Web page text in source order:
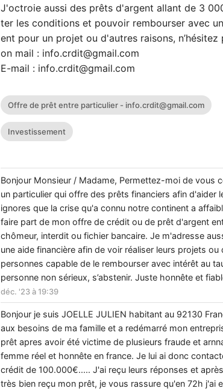
J'octroie aussi des prêts d'argent allant de 3
ter les conditions et pouvoir rembourser avec
ent pour un projet ou d'autres raisons,
on mail : info.crdit@gmail.com
E-mail : info.crdit@gmail.com
Offre de prêt entre particulier - info.crdit@gmail.com
Investissement
Bonjour Monsieur / Madame, Permettez-moi de vous
un particulier qui offre des prêts financiers afin
ignores que la crise qu'a connu notre continent a
faire part de mon offre de crédit ou de prêt d'argent
chômeur, interdit ou fichier bancaire. Je m'adresse
une aide financière afin de voir réaliser leurs projets
personnes capable de le rembourser avec intérêt au
personne non sérieux, s’abstenir. Juste honnête et
déc. '23 à 19:39
Bonjour je suis JOELLE JULIEN habitant au 92130
aux besoins de ma famille et a redémarré mon
prêt apres avoir été victime de plusieurs fraude et
femme réel et honnête en france. Je lui ai donc
crédit de 100.000€..... J'ai reçu leurs réponses et
très bien reçu mon prêt, je vous rassure qu'en 72h j'ai